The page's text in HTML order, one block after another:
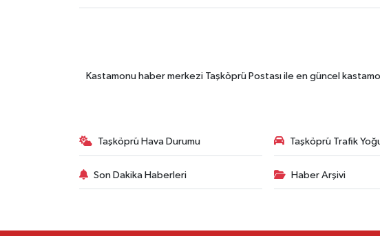
Kastamonu haber merkezi Taşköprü Postası ile en güncel
Taşköprü Hava Durumu Taşköprü Trafik
Son Dakika Haberleri Haber Arşivi